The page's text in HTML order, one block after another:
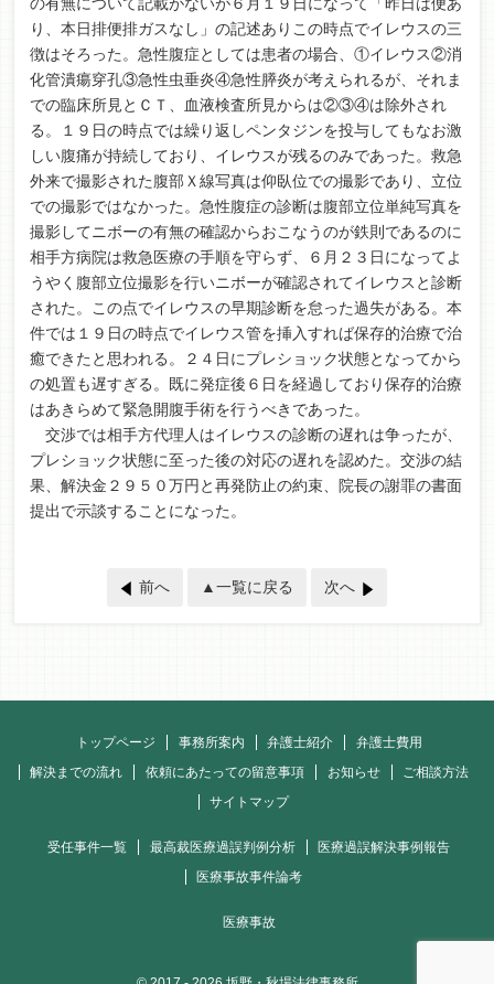
の有無について記載がないが６月１９日になって「昨日は便あ
り、本日排便排ガスなし」の記述ありこの時点でイレウスの三
徴はそろった。急性腹症としては患者の場合、①イレウス②消
化管潰瘍穿孔③急性虫垂炎④急性膵炎が考えられるが、それま
での臨床所見とＣＴ、血液検査所見からは②③④は除外され
る。１９日の時点では繰り返しペンタジンを投与してもなお激
しい腹痛が持続しており、イレウスが残るのみであった。救急
外来で撮影された腹部Ｘ線写真は仰臥位での撮影であり、立位
での撮影ではなかった。急性腹症の診断は腹部立位単純写真を
撮影してニボーの有無の確認からおこなうのが鉄則であるのに
相手方病院は救急医療の手順を守らず、６月２３日になってよ
うやく腹部立位撮影を行いニボーが確認されてイレウスと診断
された。この点でイレウスの早期診断を怠った過失がある。本
件では１９日の時点でイレウス管を挿入すれば保存的治療で治
癒できたと思われる。２４日にプレショック状態となってから
の処置も遅すぎる。既に発症後６日を経過しており保存的治療
はあきらめて緊急開腹手術を行うべきであった。
交渉では相手方代理人はイレウスの診断の遅れは争ったが、
プレショック状態に至った後の対応の遅れを認めた。交渉の結
果、解決金２９５０万円と再発防止の約束、院長の謝罪の書面
提出で示談することになった。
前へ ▲一覧に戻る 次へ
トップページ 事務所案内 弁護士紹介
弁護士費用
解決までの流れ
依頼にあたっての留意事項 お知らせ
ご相談方法
サイトマップ
受任事件一覧 最高裁医療過誤判例分析
医療過誤解決事例報告
医療事故事件論考
医療事故